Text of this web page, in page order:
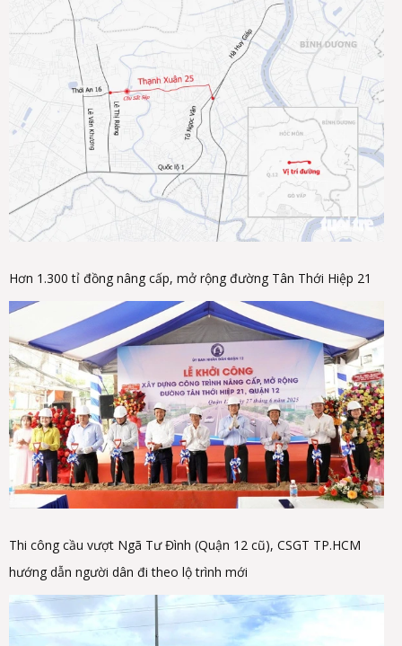
Hơn 1.300 tỉ đồng nâng cấp, mở rộng đường Tân Thới Hiệp 21
Thi công cầu vượt Ngã Tư Đình (Quận 12 cũ), CSGT TP.HCM
hướng dẫn người dân đi theo lộ trình mới